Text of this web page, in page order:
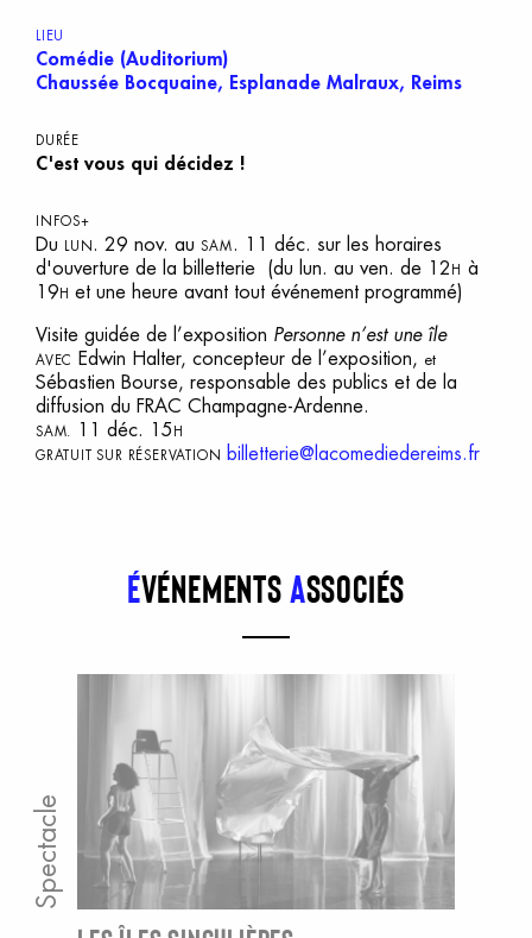
LIEU
Comédie (Auditorium)
Chaussée Bocquaine, Esplanade Malraux, Reims
DURÉE
C'est vous qui décidez !
INFOS+
Du LUN . 29 nov. auSAM . 11 déc. sur les horaires
d'ouverture de la billetterie (du lun. au ven. de 12 H
à
19 H et une heure avant tout événement programmé)
Visite guidée de l’exposition Personne n’est une île
AVEC Edwin Halter, concepteur de l’exposition, et
Sébastien Bourse, responsable des publics et de la
diffusion du FRAC Champagne-Ardenne.
SAM. 11 déc. 15 H
GRATUIT SUR RÉSERVATION
billetterie@lacomediedereims.fr
Événementsassociés
Spectacle